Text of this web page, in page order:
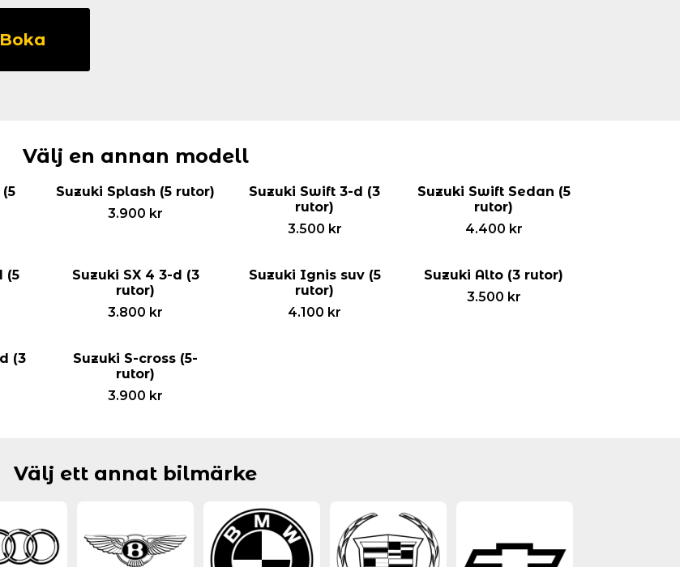
Boka
Välj en annan modell
Suzuki Splash (5 rutor)
3.900 kr
Suzuki Swift 3-d (3
rutor)
3.500 kr
Suzuki Swift Sedan (5
rutor)
4.400 kr
(5
Suzuki SX 4 3-d (3
rutor)
3.800 kr
Suzuki Ignis suv (5
rutor)
4.100 kr
Suzuki Alto (3 rutor)
3.500 kr
(3
Suzuki S-cross (5-
rutor)
3.900 kr
Välj ett annat bilmärke